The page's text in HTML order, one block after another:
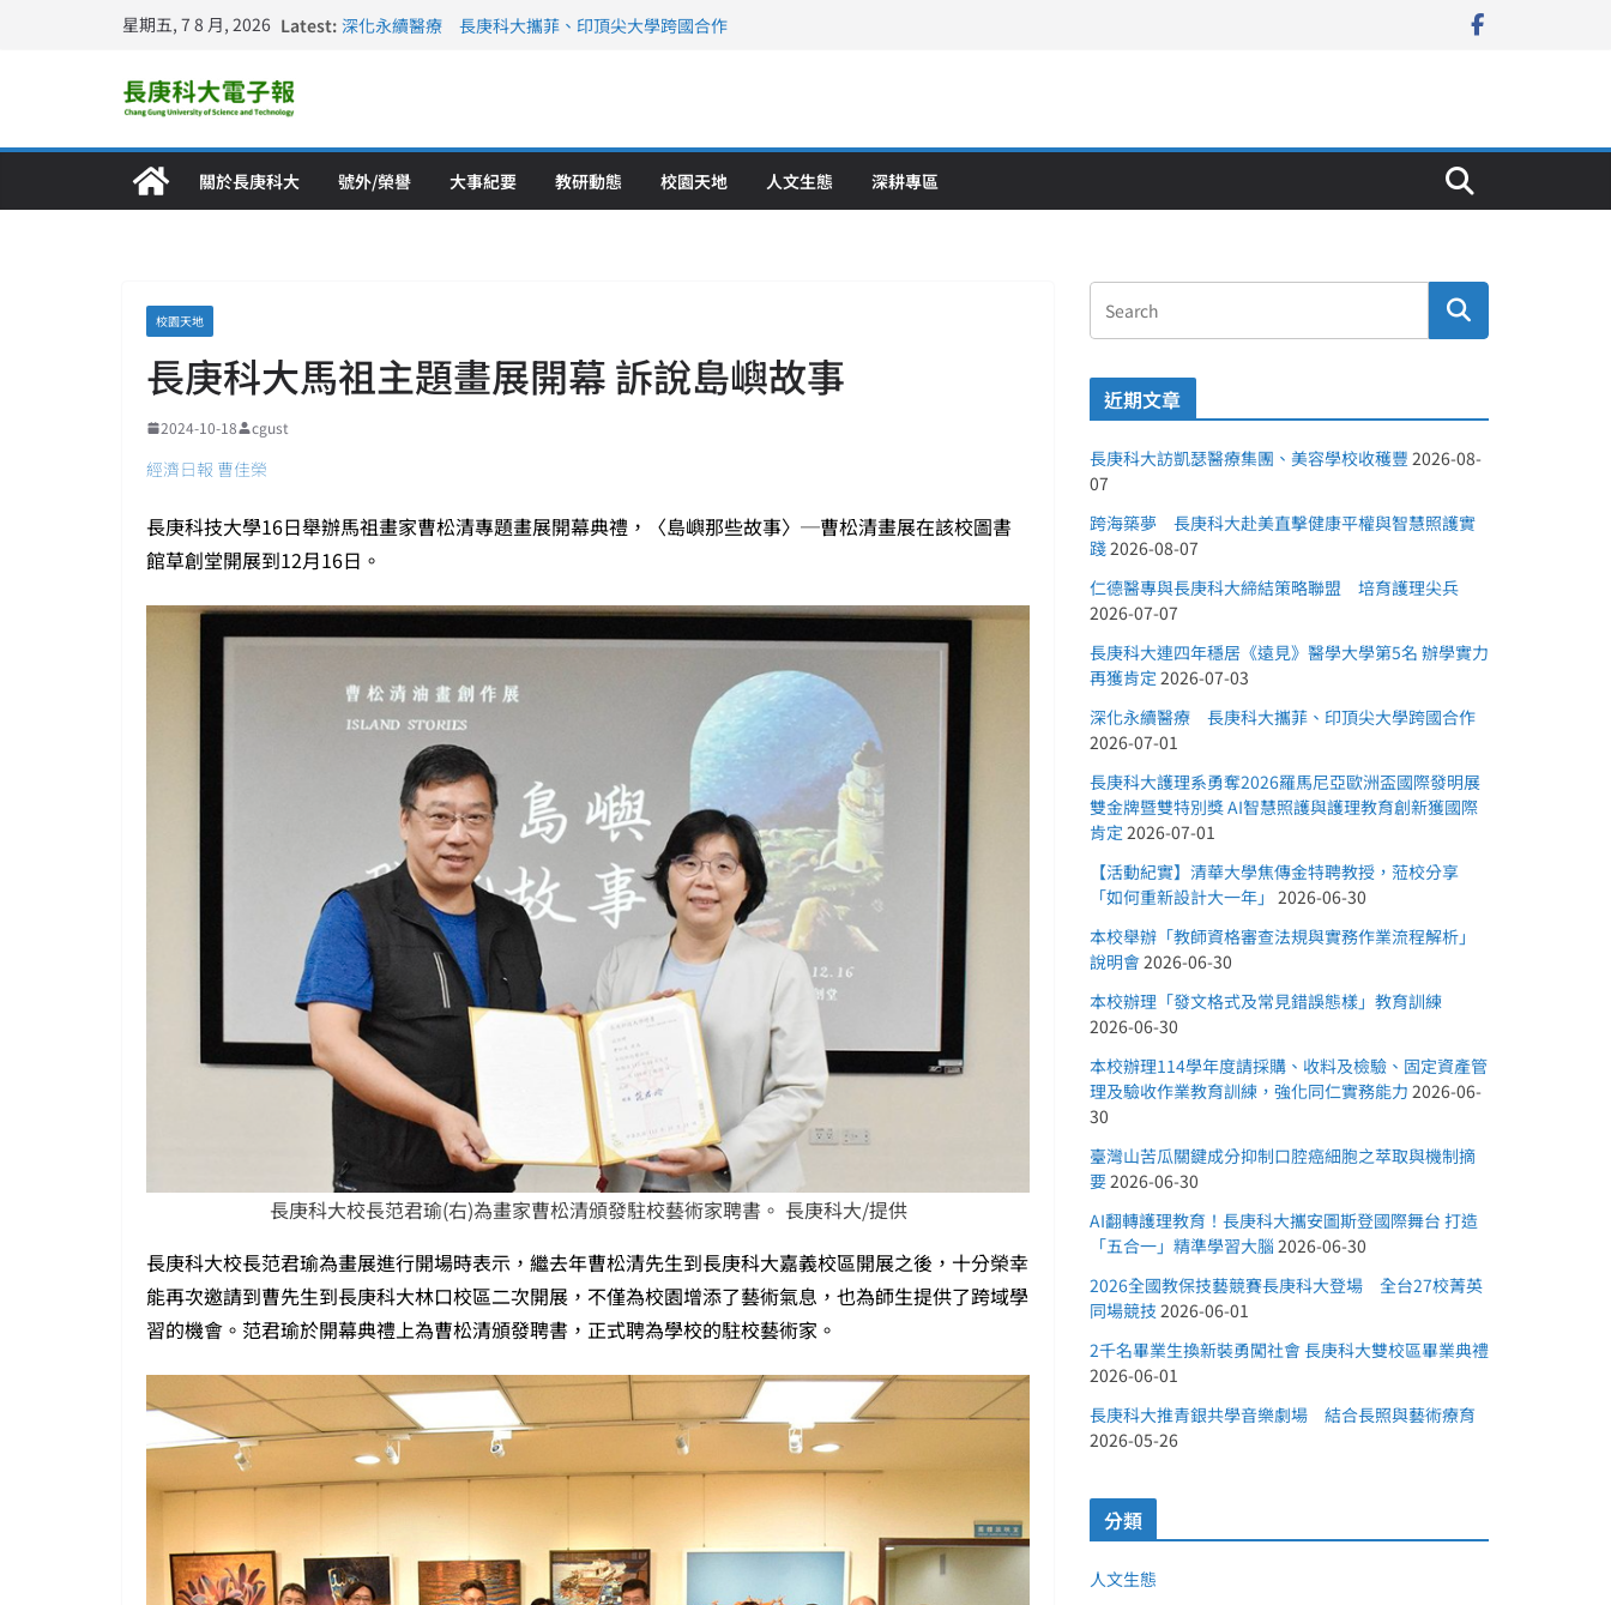
星期五, 7 8 月, 2026 Latest: 深化永續醫療 長庚科大攜菲、印頂尖大學跨國合作
關於長庚科大 號外/榮譽 大事紀要 教研動態 校園天地 人文生態 深耕專區
校園天地
長庚科大馬祖主題畫展開幕 訴說島嶼故事
2024-10-18 cgust
經濟日報 曹佳榮
長庚科技大學16日舉辦馬祖畫家曹松清專題畫展開幕典禮，〈島嶼那些故事〉─曹松清畫展在該校圖書
館草創堂開展到12月16日。
長庚科大校長范君瑜(右)為畫家曹松清頒發駐校藝術家聘書。 長庚科大/提供
長庚科大校長范君瑜為畫展進行開場時表示，繼去年曹松清先生到長庚科大嘉義校區開展之後，十分榮幸
能再次邀請到曹先生到長庚科大林口校區二次開展，不僅為校園增添了藝術氣息，也為師生提供了跨域學
習的機會。范君瑜於開幕典禮上為曹松清頒發聘書，正式聘為學校的駐校藝術家。
近期文章
長庚科大訪凱瑟醫療集團、美容學校收穫豐 2026-08-
07
跨海築夢 長庚科大赴美直擊健康平權與智慧照護實
踐2026-08-07
仁德醫專與長庚科大締結策略聯盟 培育護理尖兵
2026-07-07
長庚科大連四年穩居《遠見》醫學大學第5名 辦學實力
再獲肯定 2026-07-03
深化永續醫療 長庚科大攜菲、印頂尖大學跨國合作
2026-07-01
長庚科大護理系勇奪2026羅馬尼亞歐洲盃國際發明展
雙金牌暨雙特別獎 AI智慧照護與護理教育創新獲國際
肯定 2026-07-01
【活動紀實】清華大學焦傳金特聘教授，蒞校分享
「如何重新設計大一年」 2026-06-30
本校舉辦「教師資格審查法規與實務作業流程解析」
說明會2026-06-30
本校辦理「發文格式及常見錯誤態樣」教育訓練
2026-06-30
本校辦理114學年度請採購、收料及檢驗、固定資產管
理及驗收作業教育訓練，強化同仁實務能力 2026-06-
30
臺灣山苦瓜關鍵成分抑制口腔癌細胞之萃取與機制摘
要2026-06-30
AI翻轉護理教育！長庚科大攜安圖斯登國際舞台 打造
「五合一」精準學習大腦 2026-06-30
2026全國教保技藝競賽長庚科大登場 全台27校菁英
同場競技 2026-06-01
2千名畢業生換新裝勇闖社會 長庚科大雙校區畢業典禮
2026-06-01
長庚科大推青銀共學音樂劇場 結合長照與藝術療育
2026-05-26
分類
人文生態